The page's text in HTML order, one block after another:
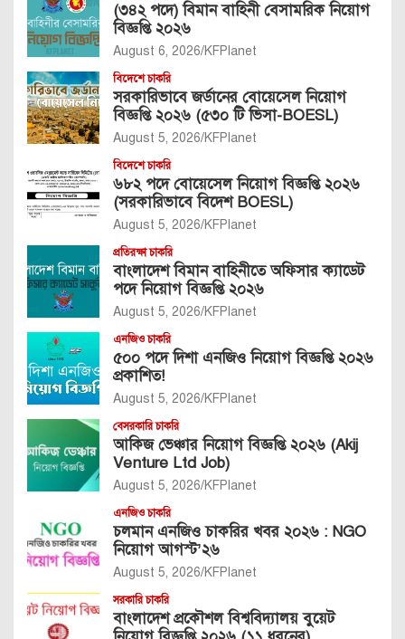
(৩৪২ পদে) বিমান বাহিনী বেসামরিক নিয়োগ
বিজ্ঞপ্তি ২০২৬
August 6, 2026 KFPlanet
বিদেশে চাকরি
সরকারিভাবে জর্ডানের বোয়েসেল নিয়োগ
বিজ্ঞপ্তি ২০২৬ (৫৩০ টি ভিসা-BOESL)
August 5, 2026 KFPlanet
বিদেশে চাকরি
৬৮২ পদে বোয়েসেল নিয়োগ বিজ্ঞপ্তি ২০২৬
(সরকারিভাবে বিদেশ BOESL)
August 5, 2026 KFPlanet
প্রতিরক্ষা চাকরি
বাংলাদেশ বিমান বাহিনীতে অফিসার ক্যাডেট
পদে নিয়োগ বিজ্ঞপ্তি ২০২৬
August 5, 2026 KFPlanet
এনজিও চাকরি
৫০০ পদে দিশা এনজিও নিয়োগ বিজ্ঞপ্তি ২০২৬
প্রকাশিত!
August 5, 2026 KFPlanet
বেসরকারি চাকরি
আকিজ ভেঞ্চার নিয়োগ বিজ্ঞপ্তি ২০২৬ (Akij
Venture Ltd Job)
August 5, 2026 KFPlanet
এনজিও চাকরি
চলমান এনজিও চাকরির খবর ২০২৬ : NGO
নিয়োগ আগস্ট’২৬
August 5, 2026 KFPlanet
সরকারি চাকরি
বাংলাদেশ প্রকৌশল বিশ্ববিদ্যালয় বুয়েট